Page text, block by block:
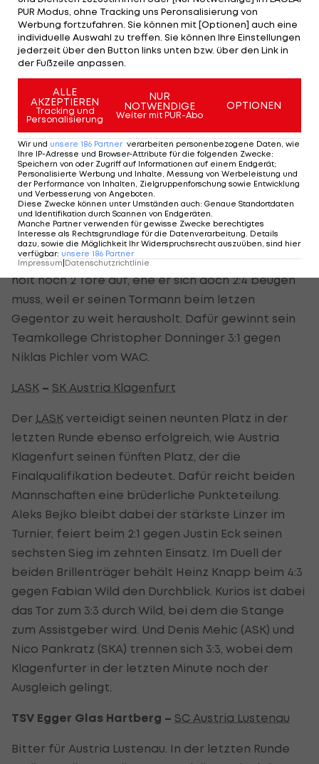
Punkte. Damit hält der WAC die Rieder auf Distanz.
Die Innviertler bleiben Letzte und scheiden
genauso aus dem Teambewerb aus, wie der
Zehnte WAC. Dafür verabschieden sich beide
Teams nochmal mit einer großen Show und
sorgen mit 21 Toren in den drei Partien für das
trefferreichste Duell im ganzen Grunddurchgang.
Dabei stechen Michael Buchleitner (WAC) und
Patrick Uchatzy (SVR) mit ihrem 5:5 besonders
heraus. Nach dem Schlusspfiff müssen beide beim
Handshake schmunzeln, der übrigens bei diesem
sehr fairen Turnier bei allen Spielen dazugehört.
Rieds Marco Markovic gibt sich trotz 0:3
Rückstand gegen Jakob Feigl nicht geschlagen,
holt noch 2 Tore auf, ehe er sich doch 2:4 beugen
muss, weil er seinen Tormann beim letzen
Gegentor zu weit herausholt. Dafür gewinnt sein
Teamkollege Christopher Donninger 3:1 gegen
Niklas Pichler vom WAC.
LASK – SK Austria Klagenfurt
Der LASK verteidigt seinen neunten Platz in der
letzten Runde ebenso erfolgreich, wie Austria
Klagenfurt seinen fünften Platz, der die
Finalqualifikation bedeutet. Dafür reicht beiden
Mannschaften eine brüderliche Punkteteilung.
Aleks Bejko bleibt dabei der stärkste Linzer im
Turnier, feiert beim 2:1 gegen Justin Eck seinen
sechsten Sieg im zehnten Einsatz. Im Duell der
beiden Brillenträger behält Heinz Knapp beim 4:3
gegen Fabian Wild den Durchblick. Kurios ist dabei
das Tor zum 3:3 durch Wild, bei dem die Stange
zum Assistgeber wird. Und Denis Mehic (ASK) und
Nico Pankratz (SKA) trennen sich 3:3, wobei dem
Klagenfurter in der letzten Minute noch der
Ausgleich gelingt.
TSV Egger Glas Hartberg – SC Austria Lustenau
Bitter für Austria Lustenau. In der letzten Runde
PUR Modus, ohne Tracking uns Peronsalisierung von
Werbung fortzufahren. Sie können mit [Optionen] auch eine
individuelle Auswahl zu treffen. Sie können Ihre Einstellungen
jederzeit über den Button links unten bzw. über den Link in
der Fußzeile anpassen.
ALLE
AKZEPTIEREN
Tracking und
Personalisierung
NUR
NOTWENDIGE
Weiter mit PUR-Abo
OPTIONEN
Wir und unsere 186 Partner verarbeiten personenbezogene Daten, wie
Ihre IP-Adresse und Browser-Attribute für die folgenden Zwecke:
Speichern von oder Zugriff auf Informationen auf einem Endgerät;
Personalisierte Werbung und Inhalte, Messung von Werbeleistung und
der Performance von Inhalten, Zielgruppenforschung sowie Entwicklung
und Verbesserung von Angeboten
Diese Zwecke können unter Umständen auch: Genaue Standortdaten
und Identifikation durch Scannen von Endgeräten
Manche Partner verwenden für gewisse Zwecke berechtigtes
Interesse als Rechtsgrundlage für die Datenverarbeitung. Details
dazu, sowie die Möglichkeit Ihr Widerspruchsrecht auszuüben, sind hier
verfügbar: unsere 186 Partner
Impressum|Datenschutzrichtlinie